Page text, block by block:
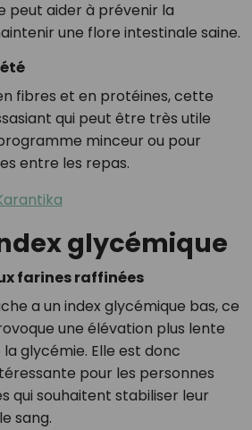
peut aider à prévenir la
une flore intestinale saine.
fibres et en protéines, cette
qui peut être très utile
minceur ou pour
entre les repas.
glycémique
farines raffinées
a un index glycémique bas, ce
une élévation plus lente
glycémie. Elle est donc
pour les personnes
qui souhaitent stabiliser leur
sang.